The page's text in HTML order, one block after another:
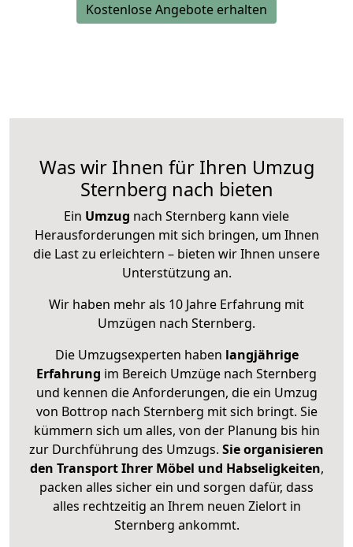
Kostenlose Angebote erhalten
Was wir Ihnen für Ihren Umzug
Sternberg nach bieten
Ein Umzug nach Sternberg kann viele
Herausforderungen mit sich bringen, um Ihnen
die Last zu erleichtern – bieten wir Ihnen unsere
Unterstützung an.
Wir haben mehr als 10 Jahre Erfahrung mit
Umzügen nach Sternberg.
Die Umzugsexperten haben langjährige
Erfahrung im Bereich Umzüge nach Sternberg
und kennen die Anforderungen, die ein Umzug
von Bottrop nach Sternberg mit sich bringt. Sie
kümmern sich um alles, von der Planung bis hin
zur Durchführung des Umzugs. Sie organisieren
den Transport Ihrer Möbel und Habseligkeiten,
packen alles sicher ein und sorgen dafür, dass
alles rechtzeitig an Ihrem neuen Zielort in
Sternberg ankommt.